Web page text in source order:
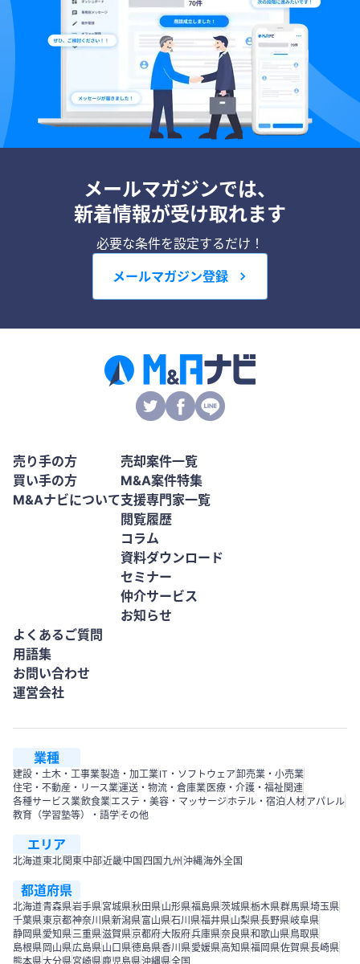
メールマガジンでは、
新着情報が受け取れます
必要な条件を設定するだけ！
メールマガジン登録
売り手の方
買い手の方
M&Aナビについて
売却案件一覧
M&A案件特集
支援専門家一覧
閲覧履歴
コラム
資料ダウンロード
セミナー
仲介サービス
お知らせ
よくあるご質問
用語集
お問い合わせ
運営会社
業種
建設・土木・工事業製造・加工業IT・ソフトウェア卸売業・小売業
住宅・不動産・リース業運送・物流・倉庫業医療・介護・福祉関連
各種サービス業飲食業エステ・美容・マッサージ ホテル・宿泊 人材アパレル
教育（学習塾等）・語学その他
エリア
北海道東北関東中部近畿中国 四国 九州沖縄海外全国
都道府県
北海道青森県岩手県宮城県秋田県山形県福島県茨城県栃木県群馬県埼玉県
千葉県東京都神奈川県新潟県富山県石川県福井県山梨県長野県岐阜県
静岡県愛知県三重県滋賀県京都府大阪府兵庫県奈良県和歌山県鳥取県
島根県岡山県広島県山口県徳島県香川県愛媛県高知県福岡県佐賀県長崎県
熊本県大分県宮崎県鹿児島県沖縄県全国